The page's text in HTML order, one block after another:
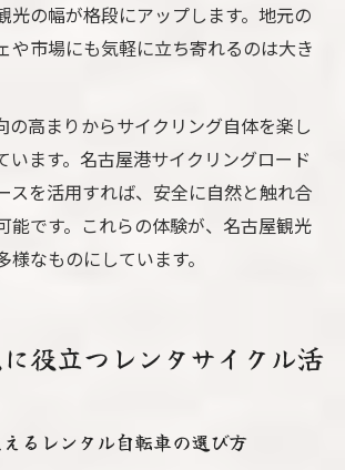
光の幅が格段にアップします。地元の
や市場にも気軽に立ち寄れるのは大き
の高まりからサイクリング自体を楽し
います。名古屋港サイクリングロード
スを活用すれば、安全に自然と触れ合
能です。これらの体験が、名古屋観光
なものにしています。
役立つレンタサイクル活
るレンタル自転車の選び方